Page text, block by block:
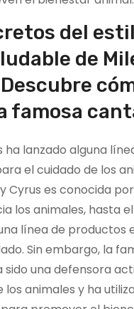
del
de
famosa
ha lanzado alguna
el cuidado de los
Cyrus es conocida
los animales, hasta
línea de productos
Sin embargo, la
una defensora
animales y ha